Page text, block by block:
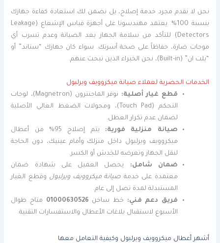
نحن لا نقدم مجرد خدمة إصلاح، بل نضمن لك استعادة كفاءة جهازك
بنسبة 100%. يعتمد مهندسونا على أجهزة قياس الإشعاع (Leakage
Detectors) للتأكد من سلامة الجهاز بعد الصيانة وعدم تسرب أي
موجات ضارة، حفاظاً على صحة أسرتك. سواء كان جهازك “ستاند” أو
“بلت ان” (Built-in)، نحن الخبراء الذين تبحث عنهم.
الخدمات الحصرية لعملاء صيانة ميكروويف ويرلبول
قطع غيار أصلية:
نوفر الماجنترون (Magnetron)، لوحات
التحكم (Touch Pad)، ومحولات الضغط العالي الأصلية
لضمان عدم تكرار العطل.
صيانة منزلية فورية:
يتم إصلاح 95% من أعطال
ميكروويف ويرلبول داخل منزلك وأمام عينيك، دون الحاجة
لنقل الجهاز وتعرضه للخدش أو الكسر.
ضمان شامل:
يحصل العميل على شهادة ضمان
معتمدة على خدمة صيانة ميكروويف ويرلبول وقطع الغيار
المستبدلة لمدة تصل إلى عام.
فريق دعم فني:
خط ساخن 01000630526 متاح طوال
الأسبوع لاستقبال بلاغات الأعطال والاستفسارات التقنية.
أشهر أعطال ميكروويف ويرلبول وكيفية التعامل معها